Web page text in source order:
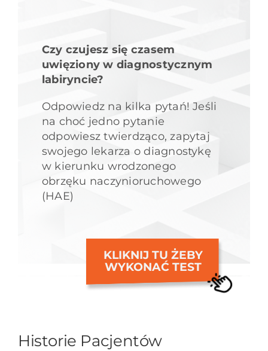
Czy czujesz się czasem
uwięziony w diagnostycznym
labiryncie?
Odpowiedz na kilka pytań! Jeśli
na choć jedno pytanie
odpowiesz twierdząco, zapytaj
swojego lekarza o diagnostykę
w kierunku wrodzonego
obrzęku naczynioruchowego
(HAE)
KLIKNIJ TU ŻEBY
WYKONAĆ TEST
Historie Pacjentów